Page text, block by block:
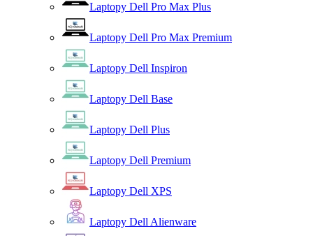
Laptopy Dell Pro Max Plus
Laptopy Dell Pro Max Premium
Laptopy Dell Inspiron
Laptopy Dell Base
Laptopy Dell Plus
Laptopy Dell Premium
Laptopy Dell XPS
Laptopy Dell Alienware